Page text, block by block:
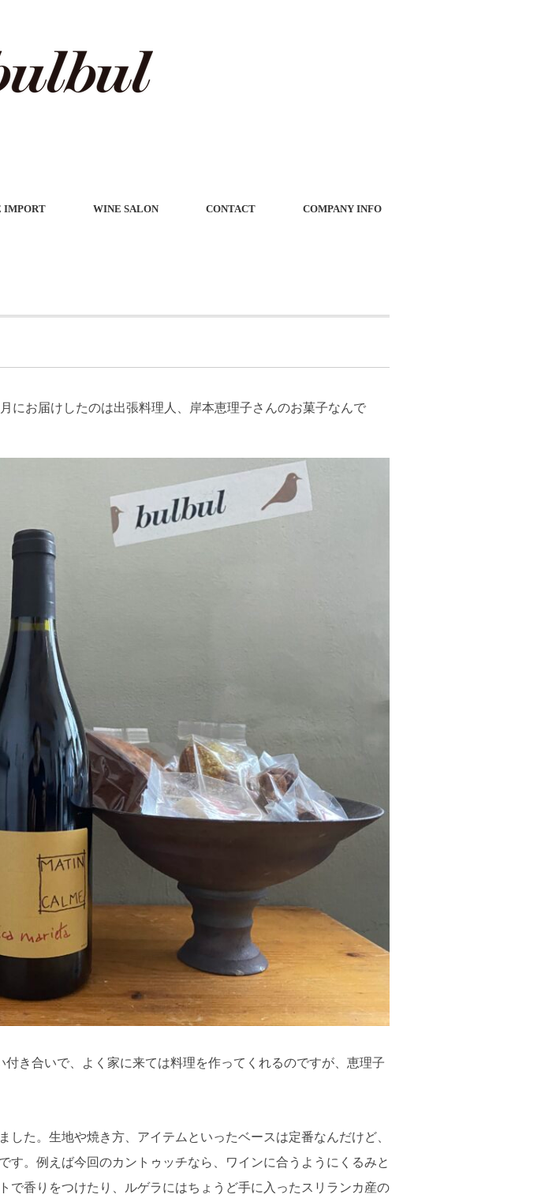
IMPORT WINE SALON CONTACT COMPANY INFO
にお届けしたのは出張料理人、岸本恵理子さんのお菓子なんで
き合いで、よく家に来ては料理を作ってくれるのですが、恵理子
た。生地や焼き方、アイテムといったベースは定番なんだけど、
。例えば今回のカントゥッチなら、ワインに合うようにくるみと
で香りをつけたり、ルゲラにはちょうど手に入ったスリランカ産の